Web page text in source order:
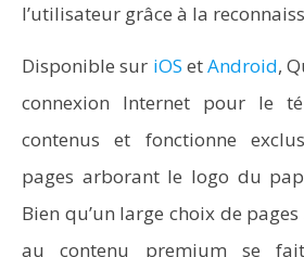
l’utilisateur grâce à la
Disponible sur iOS etAndroid,
connexion Internet pour le
contenus et fonctionne
pages arborant le logo du
Bien qu’un large choix de
au contenu premium se